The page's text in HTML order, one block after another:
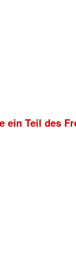
ein Teil des